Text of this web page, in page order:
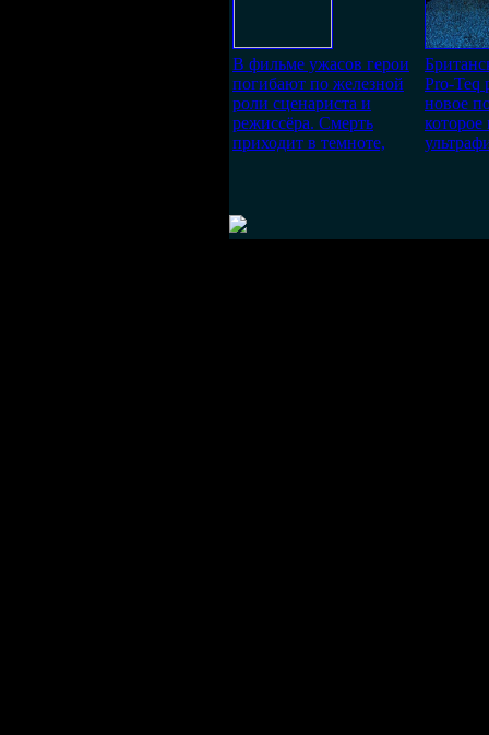
В фильме ужасов герои
погибают по железной
роли сценариста и
режиссёра. Смерть
приходит в темноте,
Pro-Teq
новое
которое